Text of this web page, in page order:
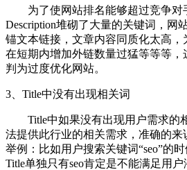
为了使网站排名能够超过竞争对手
Description堆砌了大量的关键词，网
锚文本链接，文章内容同质化太高，
在短期内增加外链数量过猛等等等
判为过度优化网站。
3、Title中没有出现相关词
Title中如果没有出现用户需求的
法提供此行业的相关需求，准确的来
举例：比如用户搜索关键词“seo”的
Title单独只有seo肯定是不能满足用